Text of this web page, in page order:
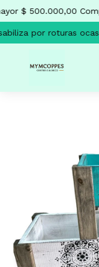
$ 500.000,00
por roturas